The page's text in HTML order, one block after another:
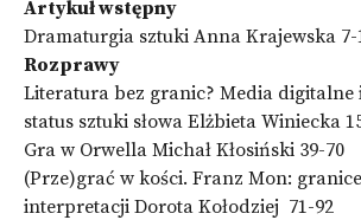
Artykuł wstępny
Dramaturgia sztuki Anna Krajewska 7-
Rozprawy
Literatura bez granic? Media digitalne
status sztuki słowa Elżbieta Winiecka
Gra w Orwella Michał Kłosiński 39-70
(Prze)grać w kości. Franz Mon:
interpretacji Dorota Kołodziej 71-92